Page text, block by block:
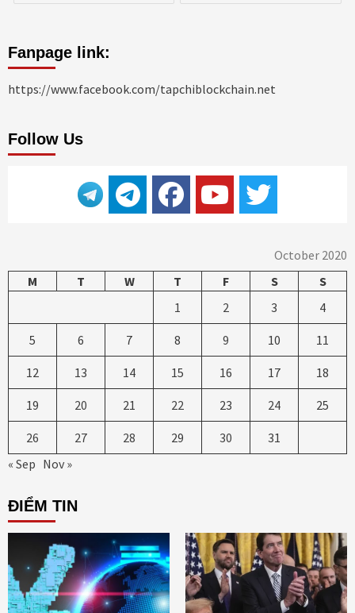
Fanpage link:
https://www.facebook.com/tapchiblockchain.net
Follow Us
October 2020
M
T W T F S
S
1
2 3 4
5 6 7 8 9 10 11
12 13 14 15 16 17 18
19 20 21 22 23 24 25
26 27 28 29 30
31
« Sep Nov »
ĐIỂM TIN